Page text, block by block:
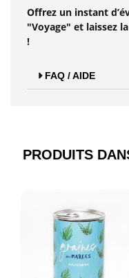
Offrez un instant
"Voyage" et laissez
!
FAQ / AIDE
PRODUITS